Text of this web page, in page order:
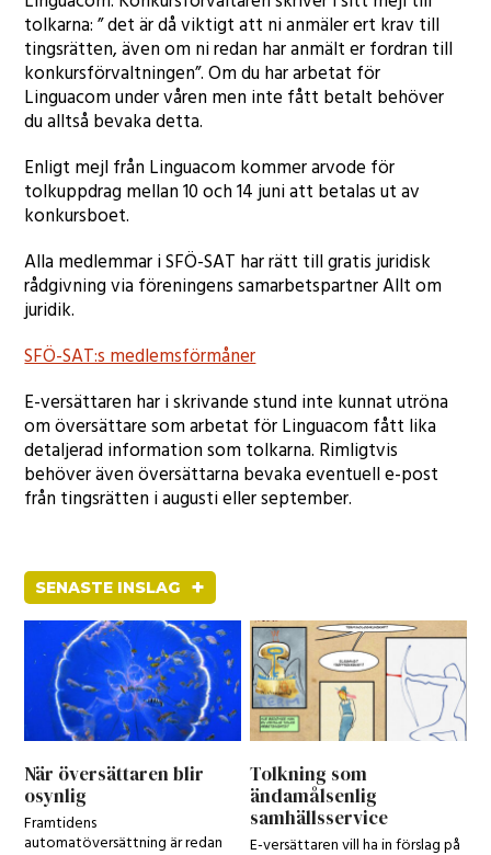
tolkarna: ” det är då viktigt att ni anmäler ert krav till
tingsrätten, även om ni redan har anmält er fordran till
konkursförvaltningen”. Om du har arbetat för
Linguacom under våren men inte fått betalt behöver
du alltså bevaka detta.
Enligt mejl från Linguacom kommer arvode för
tolkuppdrag mellan 10 och 14 juni att betalas ut av
konkursboet.
Alla medlemmar i SFÖ-SAT har rätt till gratis juridisk
rådgivning via föreningens samarbetspartner Allt om
juridik.
SFÖ-SAT:s medlemsförmåner
E-versättaren har i skrivande stund inte kunnat utröna
om översättare som arbetat för Linguacom fått lika
detaljerad information som tolkarna. Rimligtvis
behöver även översättarna bevaka eventuell e-post
från tingsrätten i augusti eller september.
SENASTE INSLAG +
När översättaren blir
osynlig
Framtidens
automatöversättning är redan
Tolkning som
ändamålsenlig
samhällsservice
E-versättaren vill ha in förslag på